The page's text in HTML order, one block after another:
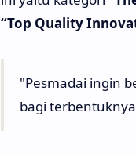
“Top Quality
"Pesmadai ingin
bagi